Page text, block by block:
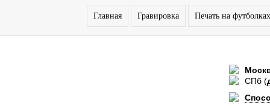
Главная Гравировка Печать на футболках
СПб (